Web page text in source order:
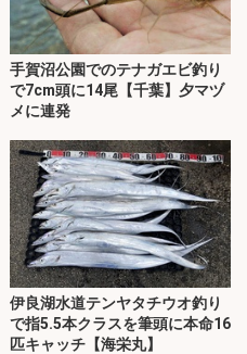
手賀沼公園でのテナガエビ釣り
で7cm頭に14尾【千葉】夕マヅ
メに連発
伊良湖水道テンヤタチウオ釣り
で指5.5本クラスを筆頭に本命16
匹キャッチ【海栄丸】